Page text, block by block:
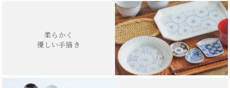
柔らかく
優しい手描き